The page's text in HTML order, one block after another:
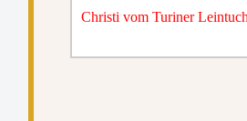
Christi vom Turiner